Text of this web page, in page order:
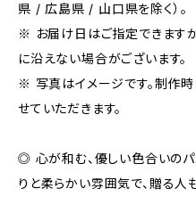
県 / 広島県 / 山口県を除く）。
※ お届け日はご指定できます
に沿えない場合がございます。
※ 写真はイメージです。制作
せていただきます。
◎ 心が和む、優しい色合いのパ
りと柔らかい雰囲気で、贈る人